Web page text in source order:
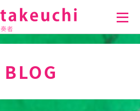
者
BLOG